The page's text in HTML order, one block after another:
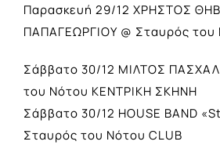
Παρασκευή 29/12 ΧΡΗΣΤΟΣ
ΠΑΠΑΓΕΩΡΓΙΟΥ @ Σταυρός του
Σάββατο 30/12 ΜΙΛΤΟΣ
του Νότου ΚΕΝΤΡΙΚΗ ΣΚΗΝΗ
Σάββατο 30/12 HOUSE BAND
Σταυρός του Νότου CLUB